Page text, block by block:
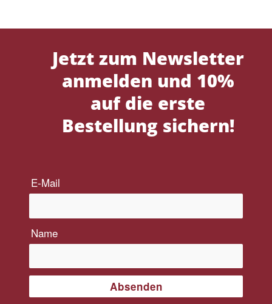
Jetzt zum Newsletter
anmelden und 10%
auf die erste
Bestellung sichern!